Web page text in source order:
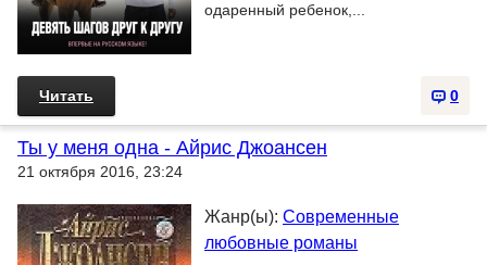
одаренный ребенок,...
0
Читать
Ты у меня одна - Айрис Джоансен
21 октября 2016, 23:24
Жанр(ы): Современные
любовные романы